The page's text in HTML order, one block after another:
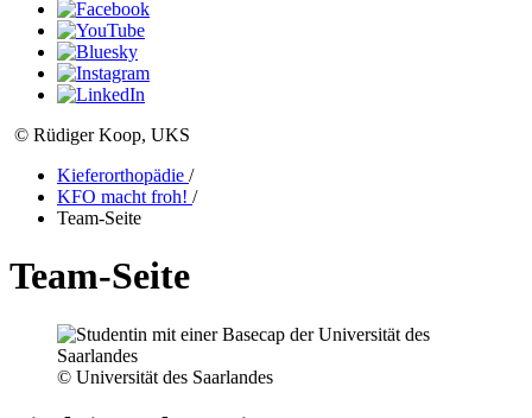
© Rüdiger Koop, UKS
Kieferorthopädie /
KFO macht froh! /
Team-Seite
Team-Seite
© Universität des Saarlandes